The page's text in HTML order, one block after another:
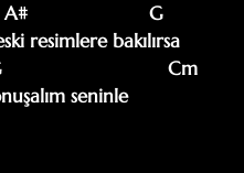
G
resimlere bakılırsa
Cm
seninle